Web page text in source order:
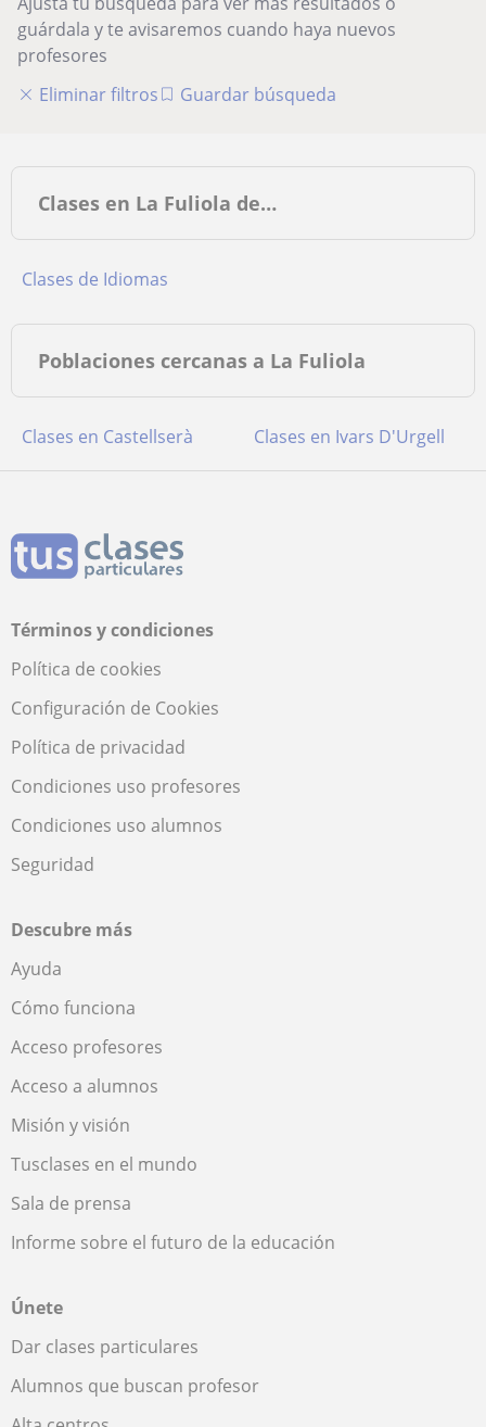
guárdala y te avisaremos cuando haya nuevos
profesores
Eliminar filtros
Guardar búsqueda
Clases en La Fuliola de…
Clases de Idiomas
Poblaciones cercanas a La Fuliola
Clases en Castellserà Clases en Ivars D'Urgell
Términos y condiciones
Política de cookies
Configuración de Cookies
Política de privacidad
Condiciones uso profesores
Condiciones uso alumnos
Seguridad
Descubre más
Ayuda
Cómo funciona
Acceso profesores
Acceso a alumnos
Misión y visión
Tusclases en el mundo
Sala de prensa
Informe sobre el futuro de la educación
Únete
Dar clases particulares
Alumnos que buscan profesor